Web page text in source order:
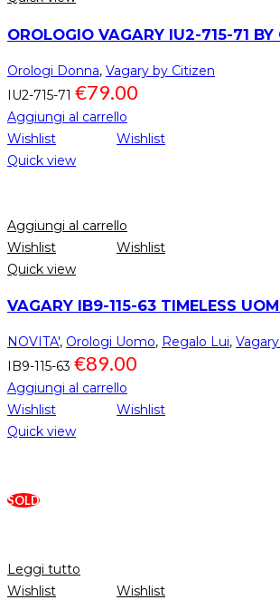
OROLOGIO VAGARY IU2-715-71 BY
Orologi Donna, Vagary by Citizen
IU2-715-71 €79.00
Aggiungi al carrello
Wishlist
Wishlist
Quick view
Aggiungi al carrello
Wishlist
Wishlist
Quick view
VAGARY IB9-115-63 TIMELESS
NOVITA', Orologi Uomo, Regalo Lui,
IB9-115-63 €89.00
Aggiungi al carrello
Wishlist
Wishlist
Quick view
SOLD
Leggi tutto
Wishlist
Wishlist